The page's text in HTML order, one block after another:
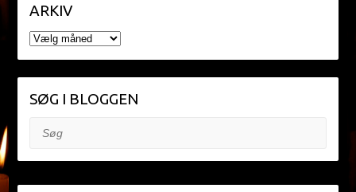
ARKIV
ARKIV
SØG I BLOGGEN
Søg